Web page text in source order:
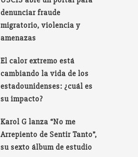
denunciar fraude
migratorio, violencia y
amenazas
El calor extremo está
cambiando la vida de los
estadounidenses: ¿cuál es
su impacto?
Karol G lanza “No me
Arrepiento de Sentir Tanto”,
su sexto álbum de estudio